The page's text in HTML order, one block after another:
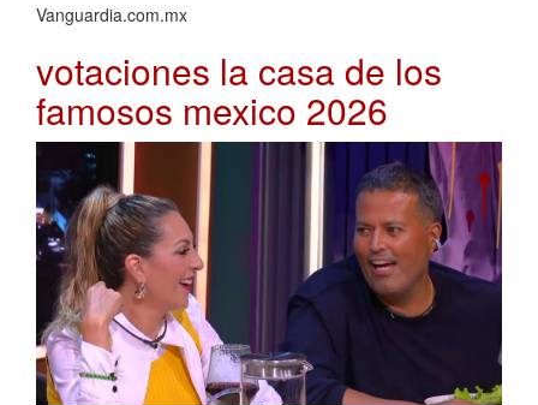
Vanguardia.com.mx
votaciones la casa de los
famosos mexico 2026